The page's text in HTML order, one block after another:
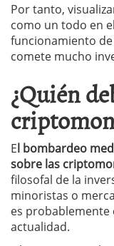
Por tanto,
como un todo en
funcionamiento
comete mucho
¿Quién
El bombardeo
sobre las
filosofal de la
minoristas o
es probablemente
actualidad.